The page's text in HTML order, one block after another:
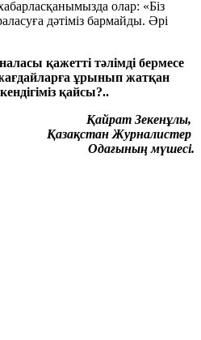
олар: «Біз
дәтіміз бармайды. Әрі
қажетті тәлімді бермесе
жағдайларға ұрынып жатқан
қайсы?..
Қайрат Зекенұлы,
Қазақстан Журналистер
Одағының мүшесі.